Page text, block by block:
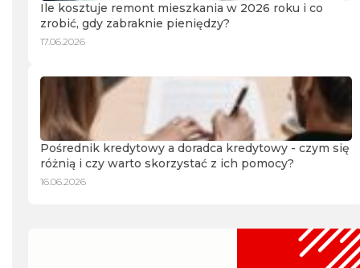
Ile kosztuje remont mieszkania w 2026 roku i co
zrobić, gdy zabraknie pieniędzy?
17.06.2026
Pośrednik kredytowy a doradca kredytowy - czym się
różnią i czy warto skorzystać z ich pomocy?
16.06.2026